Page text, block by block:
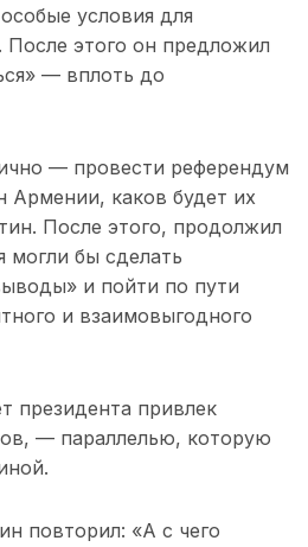
условия для
После этого он предложил
— вплоть до
— провести референдум
Армении, каков будет их
После этого, продолжил
могли бы сделать
и пойти по пути
и взаимовыгодного
президента привлек
— параллелью, которую
повторил: «А с чего